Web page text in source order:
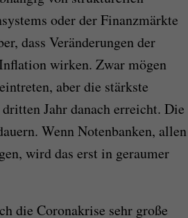
oder der Finanzmärkte
dass Veränderungen der
wirken. Zwar mögen
aber die stärkste
Jahr danach erreicht. Die
Wenn Notenbanken, allen
wird das erst in geraumer
die Coronakrise sehr große